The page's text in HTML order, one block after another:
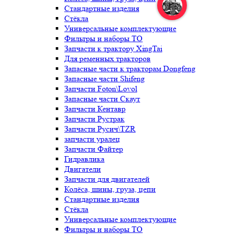
Стандартные изделия
Стёкла
Универсальные комплектующие
Фильтры и наборы ТО
Запчасти к трактору XingTai
Для ременных тракторов
Запасные части к тракторам Dongfeng
Запасные части Shifeng
Запчасти Foton\Lovol
Запасные части Скаут
Запчасти Кентавр
Запчасти Рустрак
Запчасти Русич\TZR
запчасти уралец
Запчасти Файтер
Гидравлика
Двигатели
Запчасти для двигателей
Колёса, шины, груза, цепи
Стандартные изделия
Стёкла
Универсальные комплектующие
Фильтры и наборы ТО